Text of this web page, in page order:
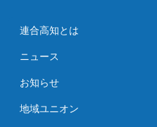
連合高知とは
ニュース
お知らせ
地域ユニオン